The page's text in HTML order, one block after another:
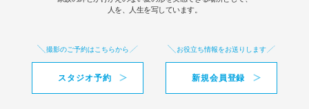
人を、人生を写しています。
撮影のご予約はこちらから
スタジオ予約
お役立ち情報をお送りします
新規会員登録